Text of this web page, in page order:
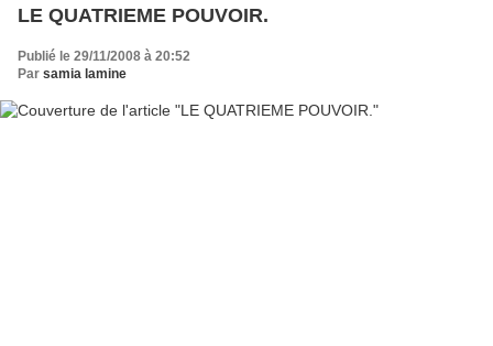
LE QUATRIEME POUVOIR.
Publié le 29/11/2008 à 20:52
Par samia lamine